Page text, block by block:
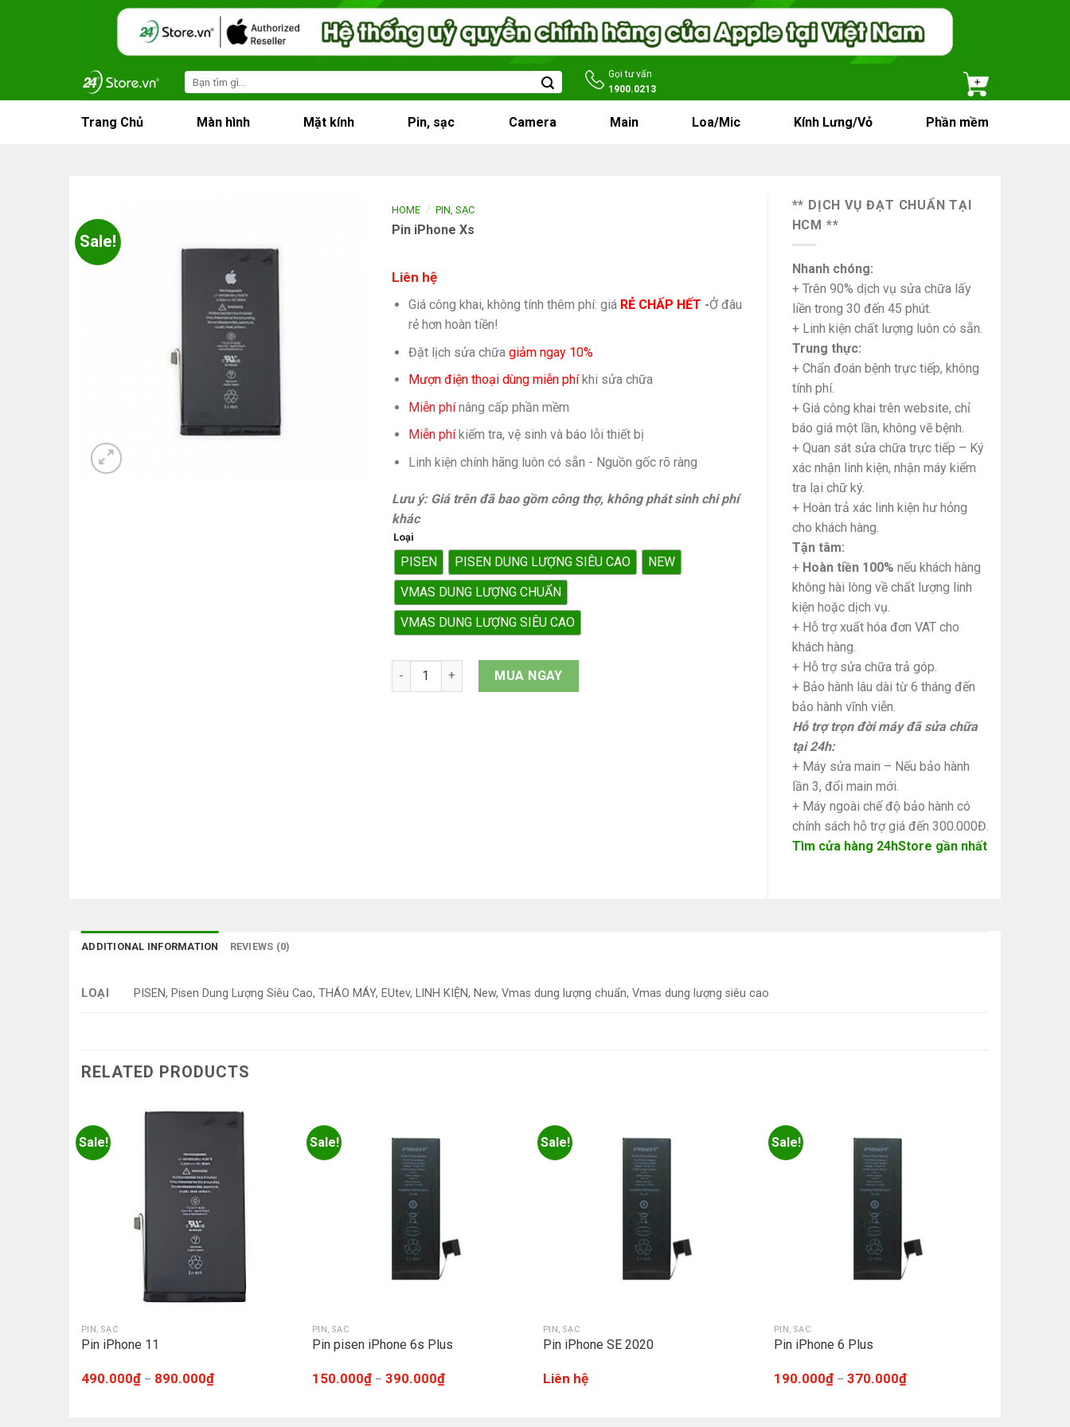
Search
for:
Gọi tư vấn
1900.0213
Trang Chủ Màn hình Mặt kính Pin, sạc Camera Main Loa/Mic Kính Lưng/Vỏ Phần mềm
Sale!
HOME / PIN, SẠC
Pin iPhone Xs
Liên hệ
Giá công khai, không tính thêm phí: giá RẺ CHẤP HẾT -Ở đâu
rẻ hơn hoàn tiền!
Đặt lịch sửa chữa giảm ngay 10%
Mượn điện thoại dùng miễn phíkhi sửa chữa
Miễn phínâng cấp phần mềm
Miễn phíkiếm tra, vệ sinh và báo lỗi thiết bị
Linh kiện chính hãng luôn có sẵn - Nguồn gốc rõ ràng
Lưu ý: Giá trên đã bao gồm công thợ, không phát sinh chi phí
khác
Loại
PISEN PISEN DUNG LƯỢNG SIÊU CAO
NEW
VMAS DUNG LƯỢNG CHUẨN
VMAS DUNG LƯỢNG SIÊU CAO
Pin iPhone Xs quantityMUA NGAY
** DỊCH VỤ ĐẠT CHUẨN TẠI
HCM **
Nhanh chóng:
+ Trên 90% dịch vụ sửa chữa lấy
liền trong 30 đến 45 phút.
+ Linh kiện chất lượng luôn có sẵn.
Trung thực:
+ Chẩn đoán bệnh trực tiếp, không
tính phí.
+ Giá công khai trên website, chỉ
báo giá một lần, không vẽ bệnh.
+ Quan sát sửa chữa trực tiếp – Ký
xác nhận linh kiện, nhận máy kiểm
tra lại chữ ký.
+ Hoàn trả xác linh kiện hư hỏng
cho khách hàng.
Tận tâm:
+ Hoàn tiền 100% nếu khách hàng
không hài lòng về chất lượng linh
kiện hoặc dịch vụ.
+ Hỗ trợ xuất hóa đơn VAT cho
khách hàng.
+ Hỗ trợ sửa chữa trả góp.
+ Bảo hành lâu dài từ 6 tháng đến
bảo hành vĩnh viễn.
Hỗ trợ trọn đời máy đã sửa chữa
tại 24h:
+ Máy sửa main – Nếu bảo hành
lần 3, đổi main mới.
+ Máy ngoài chế độ bảo hành có
chính sách hỗ trợ giá đến 300.000Đ.
Tìm cửa hàng 24hStore gần nhất
ADDITIONAL INFORMATION REVIEWS (0)
LOẠI PISEN, Pisen Dung Lượng Siêu Cao, THÁO MÁY, EUtev, LINH KIỆN, New, Vmas dung lượng chuẩn, Vmas dung lượng siêu cao
RELATED PRODUCTS
Sale!
PIN, SẠC
Pin iPhone 11
490.000₫– 890.000₫
Sale!
PIN, SẠC
Pin pisen iPhone 6s Plus
150.000₫– 390.000₫
Sale!
PIN, SẠC
Pin iPhone SE 2020
Liên hệ
Sale!
PIN, SẠC
Pin iPhone 6 Plus
190.000₫– 370.000₫